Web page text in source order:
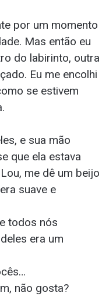
por um momento
Mas então eu
do labirinto, outra
Eu me encolhi
se estivem
e sua mão
que ela estava
me dê um beijo
suave e
todos nós
era um
não gosta?